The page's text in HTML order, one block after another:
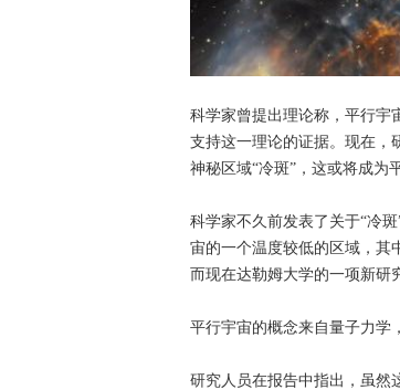
科学家曾提出理论称，平行宇
支持这一理论的证据。现在
神秘区域“冷斑”，这或将成为
科学家不久前发表了关于“冷
宙的一个温度较低的区域，其
而现在达勒姆大学的一项新研
平行宇宙的概念来自量子力学
研究人员在报告中指出，虽然